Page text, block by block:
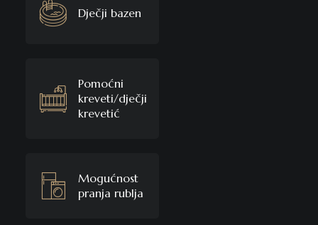
Dječji bazen
Pomoćni
kreveti/dječji
krevetić
Mogućnost
pranja rublja